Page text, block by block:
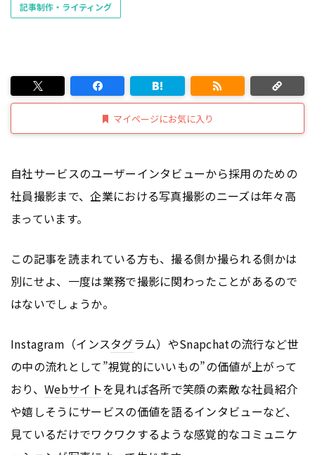
記事制作・ライティング
マイページにお気に入り
自社サービスのユーザーインタビューから採用のための
社員撮影まで、企業における写真撮影のニーズは年々高
まっています。
この記事を読まれている方も、撮る側か撮られる側かは
別にせよ、一度は業務で撮影に関わったことがあるので
はないでしょうか。
Instagram（インスタグラム）やSnapchatの流行など世
の中の流れとして”視覚的にいいもの”の価値が上がって
おり、 Webサイトを見れば各所で笑顔の素敵な社員紹介
や嬉しそうにサービスの価値を語るインタビューなど、
見ているだけでワクワクするような感覚的なコミュニケ